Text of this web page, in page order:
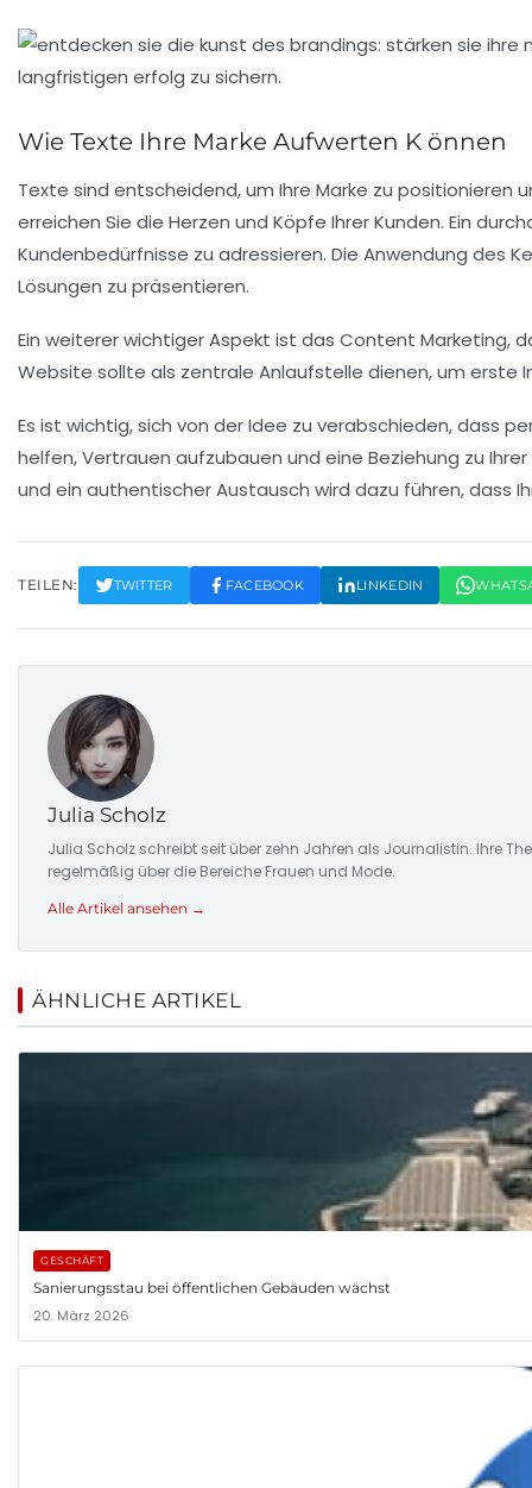
Wie Texte Ihre Marke Aufwerten K önnen
Texte sind entscheidend, um Ihre Marke zu positionieren
erreichen Sie die Herzen und Köpfe Ihrer Kunden. Ein
Kundenbedürfnisse zu adressieren. Die Anwendung des
Lösungen zu präsentieren.
Ein weiterer wichtiger Aspekt ist das Content Marketing,
Website sollte als zentrale Anlaufstelle dienen, um erste
Es ist wichtig, sich von der Idee zu verabschieden, dass
helfen, Vertrauen aufzubauen und eine Beziehung zu
und ein authentischerAustausch wird dazu führen, dass
TEILEN: TWITTER FACEBOOK LINKEDIN
Julia Scholz
Julia Scholz schreibt seit über zehn Jahren als Journalistin. Ihre
regelmäßig über die Bereiche Frauen und Mode.
Alle Artikel ansehen →
ÄHNLICHE ARTIKEL
GESCHÄFT
Sanierungsstau bei öffentlichen Gebäuden wächst
20. März 2026